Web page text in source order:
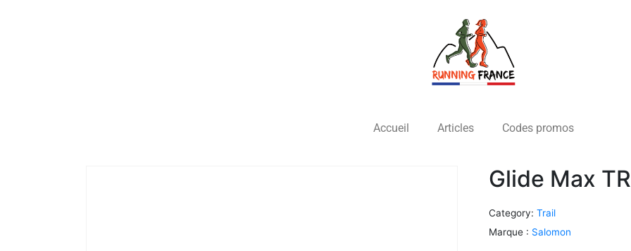
Accueil Articles Codes promos
Glide Max
Category: Trail
Marque : Salomon